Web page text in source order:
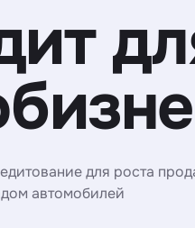
для роста
автомобилей